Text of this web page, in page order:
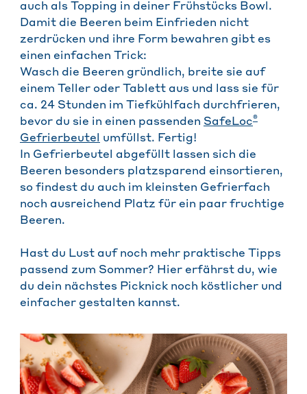
auch als Topping in deiner Frühstücks Bowl.
Damit die Beeren beim Einfrieden nicht
zerdrücken und ihre Form bewahren gibt es
einen einfachen Trick:
Wasch die Beeren gründlich, breite sie auf
einem Teller oder Tablett aus und lass sie für
ca. 24 Stunden im Tiefkühlfach durchfrieren,
bevor du sie in einen passenden SafeLoc®
Gefrierbeutel
umfüllst. Fertig!
In Gefrierbeutel abgefüllt lassen sich die
Beeren besonders platzsparend einsortieren,
so findest du auch im kleinsten Gefrierfach
noch ausreichend Platz für ein paar fruchtige
Beeren.
Hast du Lust auf noch mehr praktische Tipps
passend zum Sommer? Hier erfährst du, wie
du dein nächstes Picknick noch köstlicher und
einfacher gestalten kannst.